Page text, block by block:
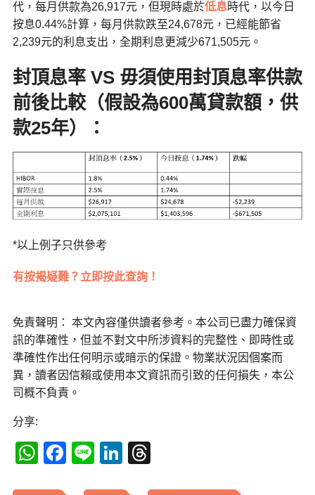
代，每月供款為26,917元，但現時處於低息時代，以今日
按息0.44%計算，每月供款跌至24,678元，已經能節省
2,239元的利息支出，全期利息更減少671,505元。
封頂息率 VS 毋須使用封頂息率供款
前後比較（假設為600萬貸款額，供
款25年）：
*以上例子只供參考
有按揭疑難？立即按此查詢！
免責聲明： 本文內容僅供讀者參考。本公司已盡力確保資
訊的準確性，但並不對文中所涉資料的完整性、即時性或
準確性作出任何明示或暗示的保證。物業狀況因個案而
異，讀者因信賴或使用本文資訊而引致的任何損失，本公
司概不負責。
分享:
WhatsApp
Facebook
LineLinkedIn
Threads